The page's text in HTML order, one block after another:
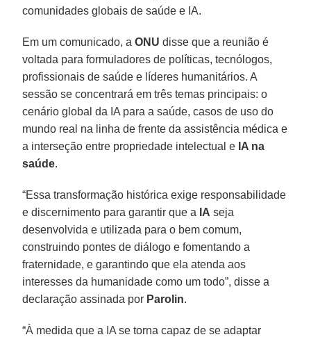
comunidades globais de saúde e IA.
Em um comunicado, aONU disse que a reunião é
voltada para formuladores de políticas, tecnólogos,
profissionais de saúde e líderes humanitários. A
sessão se concentrará em três temas principais: o
cenário global da IA ​​para a saúde, casos de uso do
mundo real na linha de frente da assistência médica e
a interseção entre propriedade intelectual e IA na
saúde.
“Essa transformação histórica exige responsabilidade
e discernimento para garantir que a IA seja
desenvolvida e utilizada para o bem comum,
construindo pontes de diálogo e fomentando a
fraternidade, e garantindo que ela atenda aos
interesses da humanidade como um todo”, disse a
declaração assinada por Parolin.
“À medida que a IA se torna capaz de se adaptar